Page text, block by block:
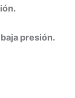
presión.